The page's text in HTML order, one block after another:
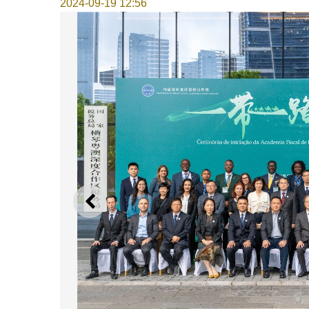
2024-09-19 12:56
上一則